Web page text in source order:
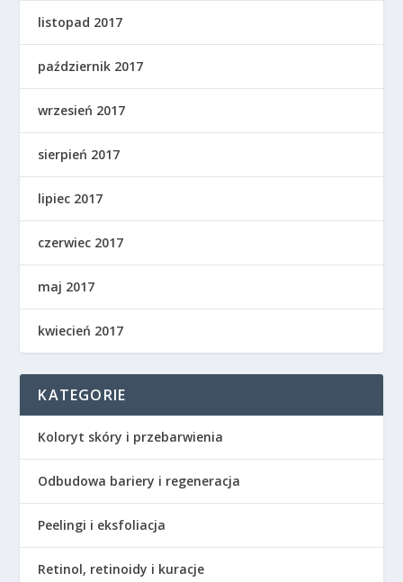
listopad 2017
październik 2017
wrzesień 2017
sierpień 2017
lipiec 2017
czerwiec 2017
maj 2017
kwiecień 2017
KATEGORIE
Koloryt skóry i przebarwienia
Odbudowa bariery i regeneracja
Peelingi i eksfoliacja
Retinol, retinoidy i kuracje